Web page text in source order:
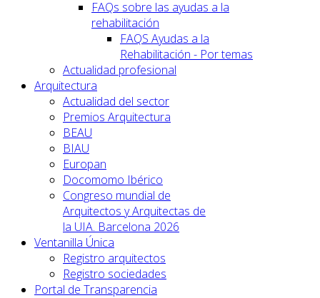
FAQs sobre las ayudas a la
rehabilitación
FAQS Ayudas a la
Rehabilitación - Por temas
Actualidad profesional
Arquitectura
Actualidad del sector
Premios Arquitectura
BEAU
BIAU
Europan
Docomomo Ibérico
Congreso mundial de
Arquitectos y Arquitectas de
la UIA. Barcelona 2026
Ventanilla Única
Registro arquitectos
Registro sociedades
Portal de Transparencia